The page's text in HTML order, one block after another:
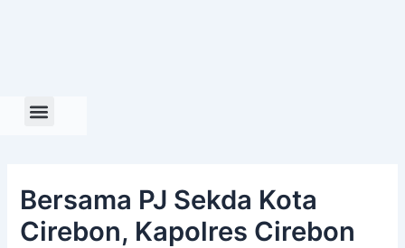
Bersama PJ Sekda Kota
Cirebon, Kapolres Cirebon